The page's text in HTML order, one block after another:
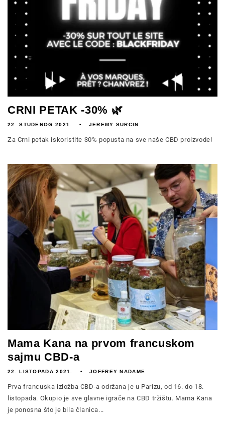
CRNI PETAK -30% 🌿
22. STUDENOG 2021. JEREMY SURCIN
Za Crni petak iskoristite 30% popusta na sve naše CBD proizvode!
Mama Kana na prvom francuskom
sajmu CBD-a
22. LISTOPADA 2021. JOFFREY NADAME
Prva francuska izložba CBD-a održana je u Parizu, od 16. do 18.
listopada. Okupio je sve glavne igrače na CBD tržištu. Mama Kana
je ponosna što je bila članica...